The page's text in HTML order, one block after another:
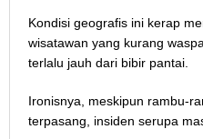
Kondisi geografis ini kerap
wisatawan yang kurang
terlalu jauh dari bibir pantai.
Ironisnya, meskipun rambu-
terpasang, insiden serupa